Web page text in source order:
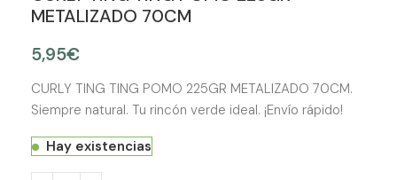
METALIZADO 70CM
5,95€
CURLY TING TING POMO 225GR METALIZADO 70CM.
Siempre natural. Tu rincón verde ideal. ¡Envío rápido!
Hay existencias